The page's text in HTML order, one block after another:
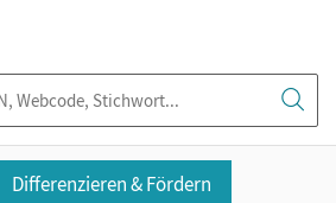
Differenzieren & Fördern